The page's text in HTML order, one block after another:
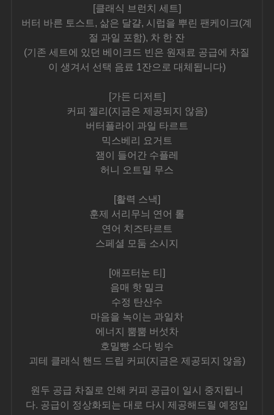
[클래식 브런치 세트]
버터 바른 토스트, 삶은 달걀, 시럽을 뿌린 팬케이크(계
절 과일 포함), 차 한 잔
(기존 세트에 있던 베이크드 빈은 원재료 공급에 차질
이 생겨서 선택 음료 1잔으로 대체됩니다)
[가든 디저트]
커피 젤리(지금은 제공되지 않음)
버터플라이 과일 타르트
믹스베리 요거트
잼이 들어간 수플레
허니 오트밀 무스
[활력 스낵]
훈제 서리무늬 연어 롤
연어 치즈타르트
스페셜 모둠 소시지
[애프터눈 티]
음매 핫 밀크
수정 탄산수
마음을 녹이는 과일차
에너지 뿜뿜 버섯차
호밀빵 소다 빙수
괴테 클래식 핸드 드립 커피(지금은 제공되지 않음)
원두 공급 차질로 인해 커피 공급이 일시 중지됩니
다. 공급이 정상화되는 대로 다시 제공해드릴 예정입